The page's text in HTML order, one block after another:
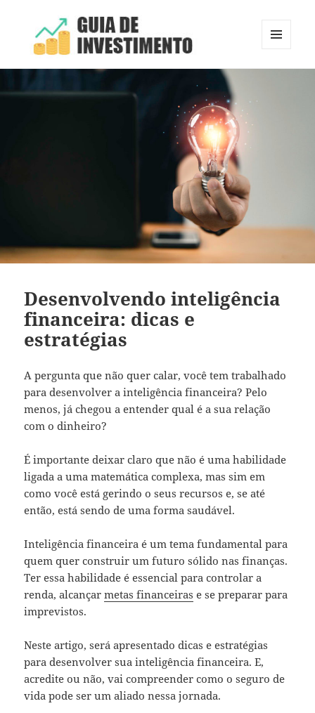
Guia de Investimento
E
Desenvolvendo inteligência
financeira: dicas e
estratégias
A pergunta que não quer calar, você tem trabalhado
para desenvolver a inteligência financeira? Pelo
menos, já chegou a entender qual é a sua relação
com o dinheiro?
É importante deixar claro que não é uma habilidade
ligada a uma matemática complexa, mas sim em
como você está gerindo o seus recursos e, se até
então, está sendo de uma forma saudável.
Inteligência financeira é um tema fundamental para
quem quer construir um futuro sólido nas finanças.
Ter essa habilidade é essencial para controlar a
renda, alcançarmetas financeiras e se preparar para
imprevistos.
Neste artigo, será apresentado dicas e estratégias
para desenvolver sua inteligência financeira. E,
acredite ou não, vai compreender como o seguro de
vida pode ser um aliado nessa jornada.